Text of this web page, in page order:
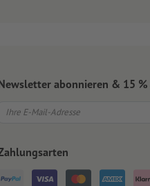
abonnieren & 15 %